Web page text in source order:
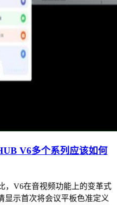
V6多个系列应该如何
，V6在音视频功能上的变革式
显示首次将会议平板色准定义